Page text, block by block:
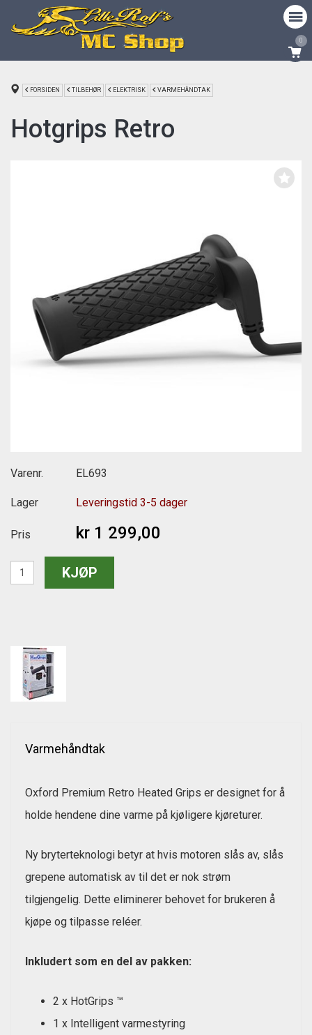
0
FORSIDEN TILBEHØR ELEKTRISK VARMEHÅNDTAK
Hotgrips Retro
Varenr. EL693
Lager Leveringstid 3-5 dager
Pris kr 1 299,00
Varmehåndtak
Oxford Premium Retro Heated Grips er designet for å
holde hendene dine varme på kjøligere kjøreturer.
Ny bryterteknologi betyr at hvis motoren slås av, slås
grepene automatisk av til det er nok strøm
tilgjengelig. Dette eliminerer behovet for brukeren å
kjøpe og tilpasse reléer.
Inkludert som en del av pakken:
2 x HotGrips ™
1 x Intelligent varmestyring